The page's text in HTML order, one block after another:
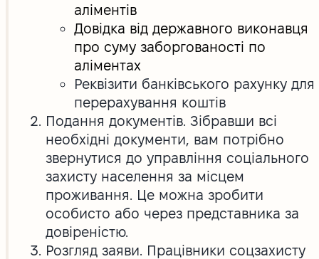
аліментів
Довідка від державного виконавця
про суму заборгованості по
аліментах
Реквізити банківського рахунку для
перерахування коштів
Подання документів. Зібравши всі
необхідні документи, вам потрібно
звернутися до управління соціального
захисту населення за місцем
проживання. Це можна зробити
особисто або через представника за
довіреністю.
Розгляд заяви. Працівники соцзахисту